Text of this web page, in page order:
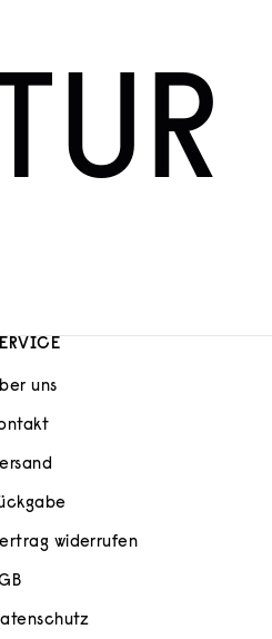
uns
widerrufen